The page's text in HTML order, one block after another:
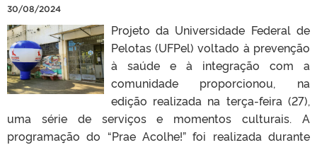
30/08/2024
Projeto da Universidade Federal de
Pelotas (UFPel) voltado à prevenção
à saúde e à integração com a
comunidade proporcionou, na
edição realizada na terça-feira (27),
uma série de serviços e momentos culturais. A
programação do “Prae Acolhe!” foi realizada durante